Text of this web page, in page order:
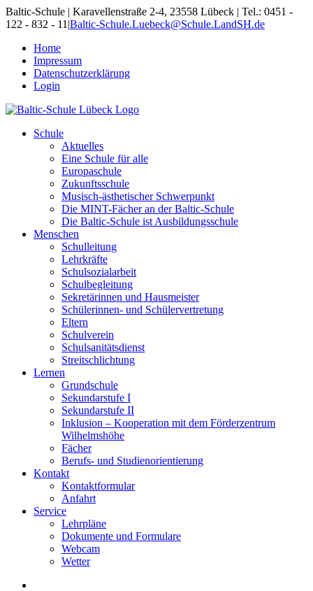
Skip
to
Baltic-Schule | Karavellenstraße 2-4, 23558 Lübeck | Tel.: 0451 -
122 - 832 - 11 |Baltic-Schule.Luebeck@Schule.LandSH.de
Home
Impressum
Datenschutzerklärung
Login
Schule
Aktuelles
Eine Schule für alle
Europaschule
Zukunftsschule
Musisch-ästhetischer Schwerpunkt
Die MINT-Fächer an der Baltic-Schule
Die Baltic-Schule ist Ausbildungsschule
Menschen
Schulleitung
Lehrkräfte
Schulsozialarbeit
Schulbegleitung
Sekretärinnen und Hausmeister
Schülerinnen- und Schülervertretung
Eltern
Schulverein
Schulsanitätsdienst
Streitschlichtung
Lernen
Grundschule
Sekundarstufe I
Sekundarstufe II
Inklusion – Kooperation mit dem Förderzentrum
Wilhelmshöhe
Fächer
Berufs- und Studienorientierung
Kontakt
Kontaktformular
Anfahrt
Service
Lehrpläne
Dokumente und Formulare
Webcam
Wetter